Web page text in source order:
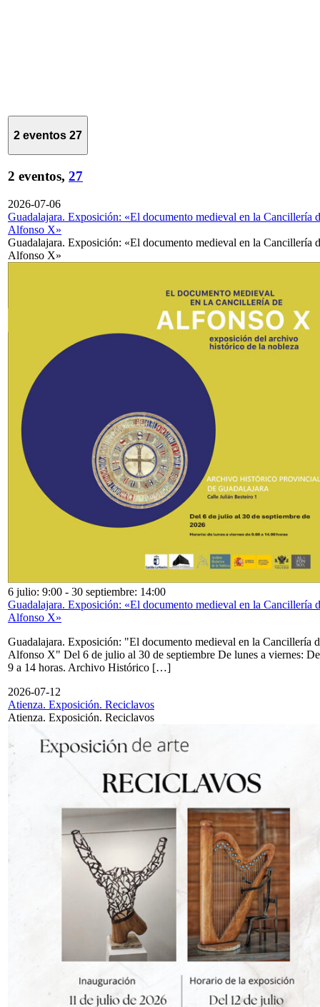
2 eventos 27
2 eventos, 27
2026-07-06
Guadalajara. Exposición: «El documento medieval en la Cancillería
Alfonso X»
Guadalajara. Exposición: «El documento medieval en la Cancillería
Alfonso X»
6 julio: 9:00 - 30 septiembre: 14:00
Guadalajara. Exposición: «El documento medieval en la Cancillería
Alfonso X»
Guadalajara. Exposición: "El documento medieval en la Cancillería
Alfonso X" Del 6 de julio al 30 de septiembre De lunes a viernes: De
9 a 14 horas. Archivo Histórico […]
2026-07-12
Atienza. Exposición. Reciclavos
Atienza. Exposición. Reciclavos